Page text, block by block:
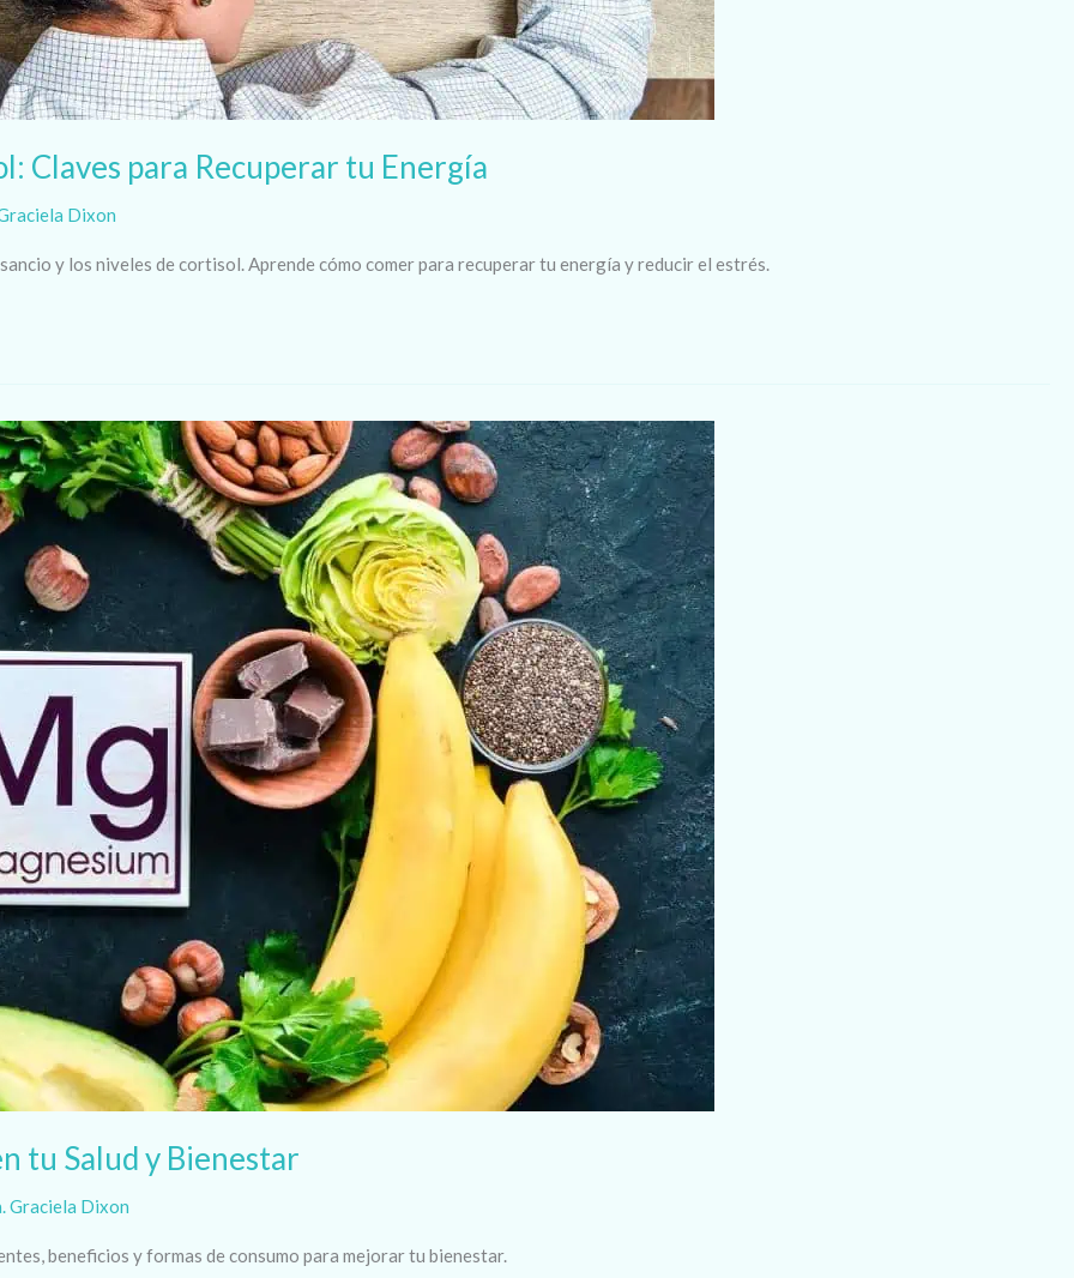
Claves para Recuperar tu Energía
Dixon
y los niveles de cortisol. Aprende cómo comer para recuperar tu energía y reducir el estrés.
tu Salud y Bienestar
Graciela Dixon
beneficios y formas de consumo para mejorar tu bienestar.